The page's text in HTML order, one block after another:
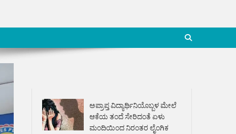
ಅಪ್ರಾಪ್ತ ವಿದ್ಯಾರ್ಥಿನಿಯೊಬ್ಬಳ ಮೇಲೆ
ಆಕೆಯ ತಂದೆ ಸೇರಿದಂತೆ ಏಳು
ಮಂದಿಯಿಂದ ನಿರಂತರ ಲೈಂಗಿಕ